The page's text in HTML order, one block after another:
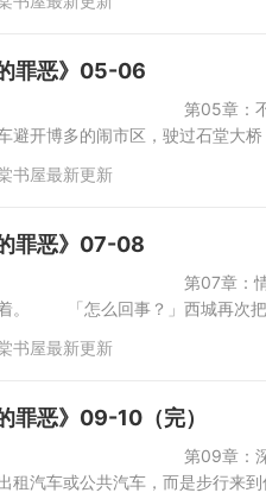
的罪恶》05-06
章：不速之客 等到水
避开博多的闹市区，驶过石堂
书屋最新更新
罪恶》07-08
章：情妇之惑 「是这
着。 「怎么回事？」西城再次
书屋最新更新
罪恶》09-10（完）
章：深入虎穴 第二天
租汽车或公共汽车，而是步行来